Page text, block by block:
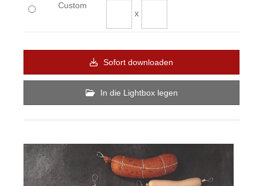
Custom
x
Sofort downloaden
In die Lightbox legen